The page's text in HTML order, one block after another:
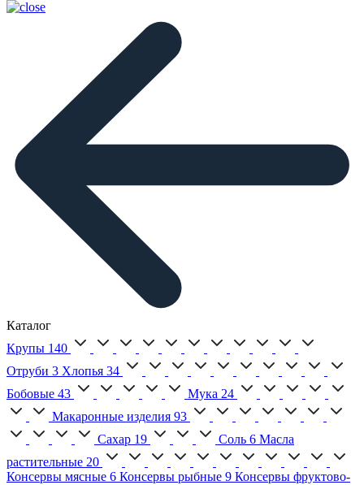
Каталог
Крупы 140
Отруби 3 Хлопья 34
Бобовые 43 Мука 24
Макаронные изделия 93
Сахар 19 Соль 6 Масла
растительные 20
Консервы мясные 6 Консервы рыбные 9 Консервы фруктово-